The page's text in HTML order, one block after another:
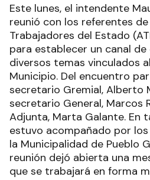
Este lunes, el intendente
reunió con los referentes
Trabajadores del Estado
para establecer un canal
diversos temas vinculados
Municipio. Del encuentro
secretario Gremial, Alberto
secretario General, Marcos
Adjunta, Marta Galante. En
estuvo acompañado por
la Municipalidad de Pueblo
reunión dejó abierta una
que se trabajará en forma